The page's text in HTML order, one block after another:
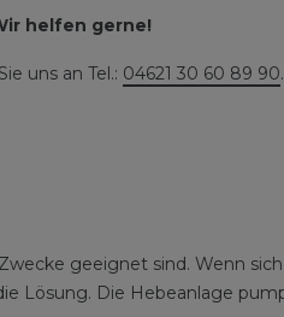
helfen gerne!
uns an Tel.: 04621 30 60 89 90.
geeignet sind. Wenn
Lösung. Die Hebeanlage